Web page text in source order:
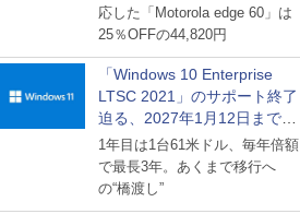
応した「Motorola edge 60」は
25％OFFの44,820円
「Windows 10 Enterprise
LTSC 2021」のサポート終了
迫る、2027年1月12日まで
～ESUは9月1日から販売
1年目は1台61米ドル、毎年倍額
で最長3年。あくまで移行へ
の“橋渡し”